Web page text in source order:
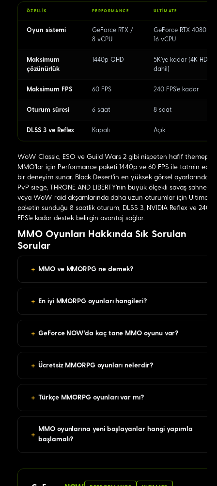
ÖZELLIK PERFORMANCE ULTIMATE
Oyun sistemi
GeForce RTX /
8 vCPU
GeForce RTX 4080 /
16 vCPU
Maksimum
çözünürlük
1440p QHD
5K'ye kadar (4K HDR
dahil)
Maksimum FPS 60 FPS 240 FPS'e kadar
Oturum süresi 6 saat 8 saat
DLSS 3 ve Reflex Kapalı Açık
WoW Classic, ESO ve Guild Wars 2 gibi nispeten hafif
MMO'lar için Performance paketi 1440p ve 60 FPS ile tatmin edici
bir deneyim sunar. Black Desert'in en yüksek görsel ayarlarında
PvP siege, THRONE AND LIBERTY'nin büyük ölçekli savaş sahneleri
veya WoW raid akşamlarında daha uzun oturumlar için Ultimate
paketin sunduğu 8 saatlik oturum, DLSS 3, NVIDIA Reflex ve 240
FPS'e kadar destek belirgin avantaj sağlar.
MMO Oyunları Hakkında Sık Sorulan
Sorular
+ MMO ve MMORPG ne demek?
+ En iyi MMORPG oyunları hangileri?
+ GeForce NOW'da kaç tane MMO oyunu var?
+ Ücretsiz MMORPG oyunları nelerdir?
+ Türkçe MMORPG oyunları var mı?
+
MMO oyunlarına yeni başlayanlar hangi yapımla
başlamalı?